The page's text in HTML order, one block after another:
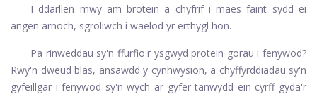
I ddarllen mwy am brotein a chyfrif i maes faint sydd ei
angen arnoch, sgroliwch i waelod yr erthygl hon.
Pa rinweddau sy'n ffurfio'r ysgwyd protein gorau i fenywod?
Rwy'n dweud blas, ansawdd y cynhwysion, a chyffyrddiadau sy'n
gyfeillgar i fenywod sy'n wych ar gyfer tanwydd ein cyrff gyda'r